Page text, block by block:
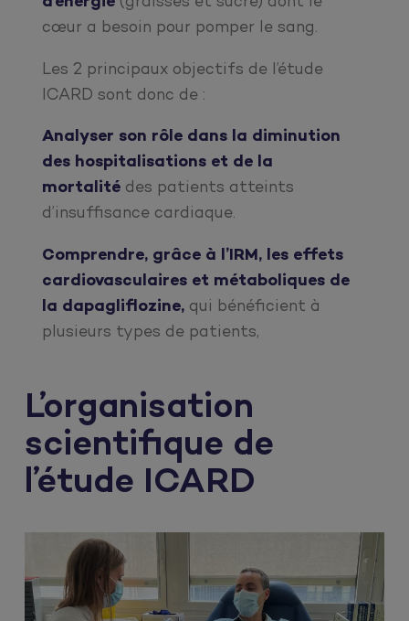
cœur a besoin pour pomper le sang.
Les 2 principaux objectifs de l’étude
ICARD sont donc de :
Analyser son rôle dans la diminution
des hospitalisations et de la
mortalité des patients atteints
d’insuffisance cardiaque.
Comprendre, grâce à l’IRM, les effets
cardiovasculaires et métaboliques de
la dapagliflozine, qui bénéficient à
plusieurs types de patients,
L’organisation
scientifique de
l’étude ICARD